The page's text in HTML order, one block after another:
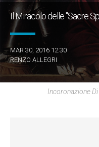
Il Miracolo delle "Sacre
MAR 30, 2016 12:30
RENZO ALLEGRI
Incoronazione